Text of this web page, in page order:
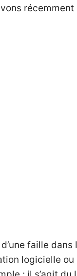
récemment
faille
logicielle